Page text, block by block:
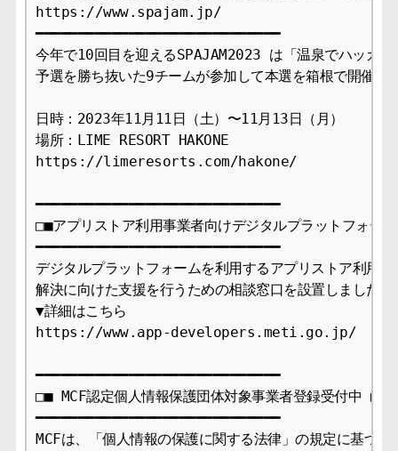
https://www.spajam.jp/
━━━━━━━━━━━━━━━━━━━━━━━━━━━━━
今年で10回目を迎えるSPAJAM2023 は「温泉でハッカソ
予選を勝ち抜いた9チームが参加して本選を箱根で開催し
日時：2023年11月11日（土）〜11月13日（月）
場所：LIME RESORT HAKONE
https://limeresorts.com/hakone/
━━━━━━━━━━━━━━━━━━━━━━━━━━━━━
□■アプリストア利用事業者向けデジタルプラットフォー
━━━━━━━━━━━━━━━━━━━━━━━━━━━━━
デジタルプラットフォームを利用するアプリストア利用
解決に向けた支援を行うための相談窓口を設置しました。
▼詳細はこちら
https://www.app-developers.meti.go.jp/
━━━━━━━━━━━━━━━━━━━━━━━━━━━━━
□■ MCF認定個人情報保護団体対象事業者登録受付中 ■□
━━━━━━━━━━━━━━━━━━━━━━━━━━━━━
MCFは、「個人情報の保護に関する法律」の規定に基づき